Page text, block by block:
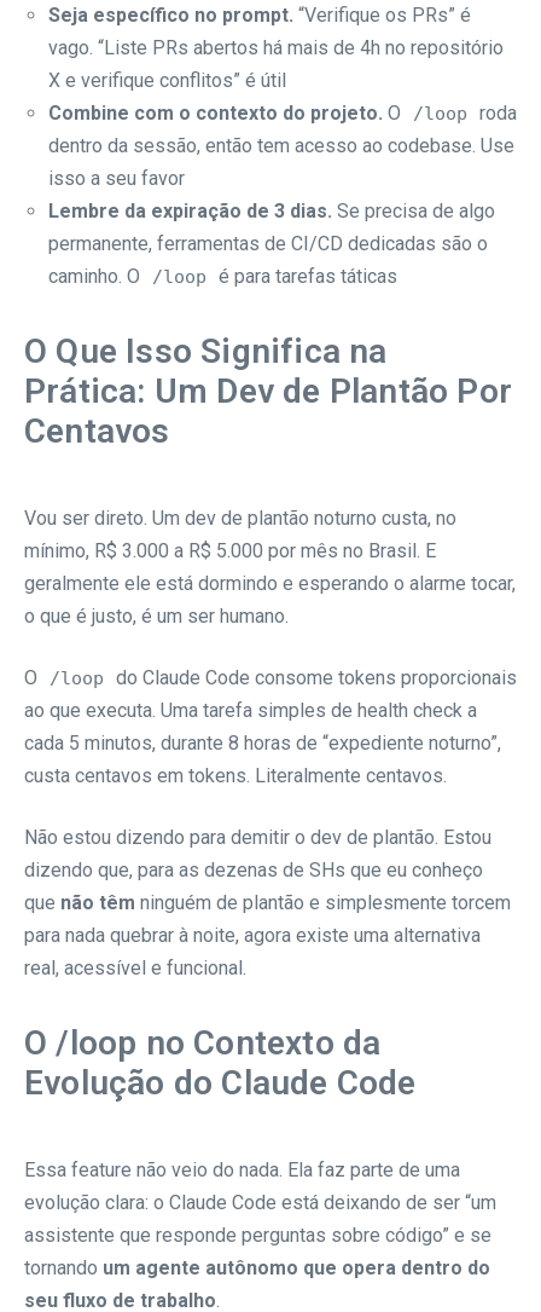
Seja específico no prompt. “Verifique os PRs” é
vago. “Liste PRs abertos há mais de 4h no repositório
X e verifique conflitos” é útil
Combine com o contexto do projeto. O /loop
roda
dentro da sessão, então tem acesso ao codebase. Use
isso a seu favor
Lembre da expiração de 3 dias. Se precisa de algo
permanente, ferramentas de CI/CD dedicadas são o
caminho. O
/loop é para tarefas táticas
O Que Isso Significa na
Prática: Um Dev de Plantão Por
Centavos
Vou ser direto. Um dev de plantão noturno custa, no
mínimo, R$ 3.000 a R$ 5.000 por mês no Brasil. E
geralmente ele está dormindo e esperando o alarme tocar,
o que é justo, é um ser humano.
O /loop
do Claude Code consome tokens proporcionais
ao que executa. Uma tarefa simples de health check a
cada 5 minutos, durante 8 horas de “expediente noturno”,
custa centavos em tokens. Literalmente centavos.
Não estou dizendo para demitir o dev de plantão. Estou
dizendo que, para as dezenas de SHs que eu conheço
que não têm ninguém de plantão e simplesmente torcem
para nada quebrar à noite, agora existe uma alternativa
real, acessível e funcional.
O /loop no Contexto da
Evolução do Claude Code
Essa feature não veio do nada. Ela faz parte de uma
evolução clara: o Claude Code está deixando de ser “um
assistente que responde perguntas sobre código” e se
tornando um agente autônomo que opera dentro do
seu fluxo de trabalho.